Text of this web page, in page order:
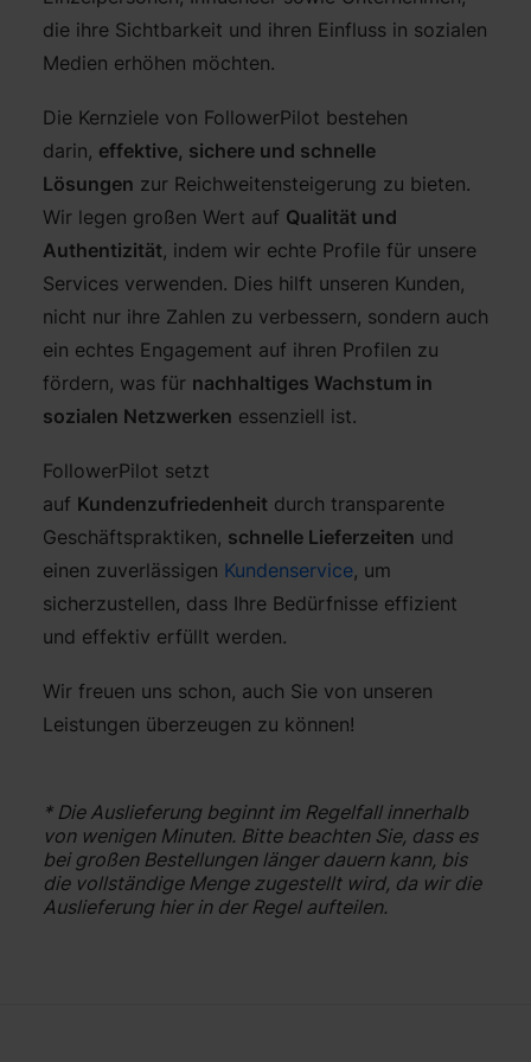
die ihre Sichtbarkeit und ihren Einfluss in sozialen
Medien erhöhen möchten.
Die Kernziele von FollowerPilot bestehen
darin, effektive, sichere und schnelle
Lösungen zur Reichweitensteigerung zu bieten.
Wir legen großen Wert auf Qualität und
Authentizität, indem wir echte Profile für unsere
Services verwenden. Dies hilft unseren Kunden,
nicht nur ihre Zahlen zu verbessern, sondern auch
ein echtes Engagement auf ihren Profilen zu
fördern, was für nachhaltiges Wachstum in
sozialen Netzwerken essenziell ist.
FollowerPilot setzt
auf Kundenzufriedenheit durch transparente
Geschäftspraktiken, schnelle Lieferzeiten und
einen zuverlässigen Kundenservice, um
sicherzustellen, dass Ihre Bedürfnisse effizient
und effektiv erfüllt werden.
Wir freuen uns schon, auch Sie von unseren
Leistungen überzeugen zu können!
* Die Auslieferung beginnt im Regelfall innerhalb
von wenigen Minuten. Bitte beachten Sie, dass es
bei großen Bestellungen länger dauern kann, bis
die vollständige Menge zugestellt wird, da wir die
Auslieferung hier in der Regel aufteilen.